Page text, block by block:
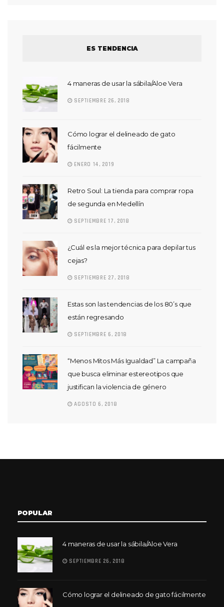
ES TENDENCIA
4 maneras de usar la sábila/Aloe Vera
SEPTIEMBRE 26, 2018
Cómo lograr el delineado de gato
fácilmente
ENERO 14, 2019
Retro Soul: La tienda para comprar ropa
de segunda en Medellín
SEPTIEMBRE 17, 2018
¿Cuál es la mejor técnica para depilar tus
cejas?
SEPTIEMBRE 27, 2018
Estas son las tendencias de los 80’s que
están regresando
SEPTIEMBRE 6, 2018
“Menos Mitos Más Igualdad” La campaña
que busca eliminar estereotipos que
justifican la violencia de género
AGOSTO 6, 2018
POPULAR
4 maneras de usar la sábila/Aloe Vera
SEPTIEMBRE 26, 2018
Cómo lograr el delineado de gato fácilmente